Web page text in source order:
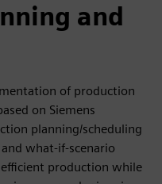
and
of production
on Siemens
planning/scheduling
what-if-scenario
production while